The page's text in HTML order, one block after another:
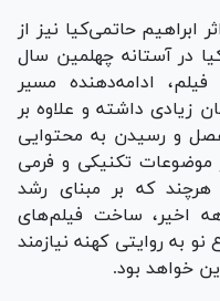
ابراهیم حاتمی‌کیا نیز از
در آستانه چهلمین سال
ادامه‌دهنده مسیر
زیادی داشته و علاوه بر
و رسیدن به محتوایی
موضوعات تکنیکی و فرمی
هرچند که بر مبنای رشد
اخیر، ساخت فیلم‌های
به روایتی کهنه نیازمند
خواهد بود.